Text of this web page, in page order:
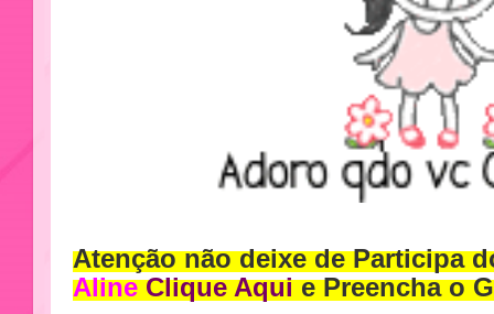
Atenção não deixe de Participa
Aline Clique AquiePreenchao